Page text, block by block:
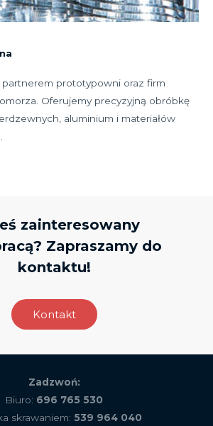
partnerem prototypowni oraz firm
Oferujemy precyzyjną obróbkę
aluminium i materiałów
zainteresowany
Zapraszamy do
kontaktu!
Kontakt
Zadzwoń:
Biuro: 696 765 530
skrawaniem: 539 964 040